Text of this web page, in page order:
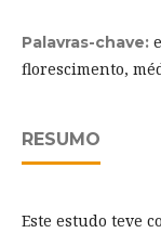
Palavras-chave:
florescimento,
RESUMO
Este estudo teve